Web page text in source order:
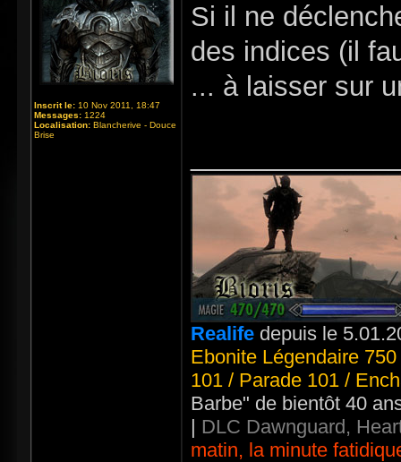
Inscrit le: 10 Nov 2011, 18:47
Messages: 1224
Localisation: Blancherive - Douce
Brise
Si il ne
des indices (il
... à laisser sur
Realife depuis le
Ebonite Légendaire
101 / Parade 101 /
Barbe" de bientôt 40
| DLC Dawnguard,
matin, la minute